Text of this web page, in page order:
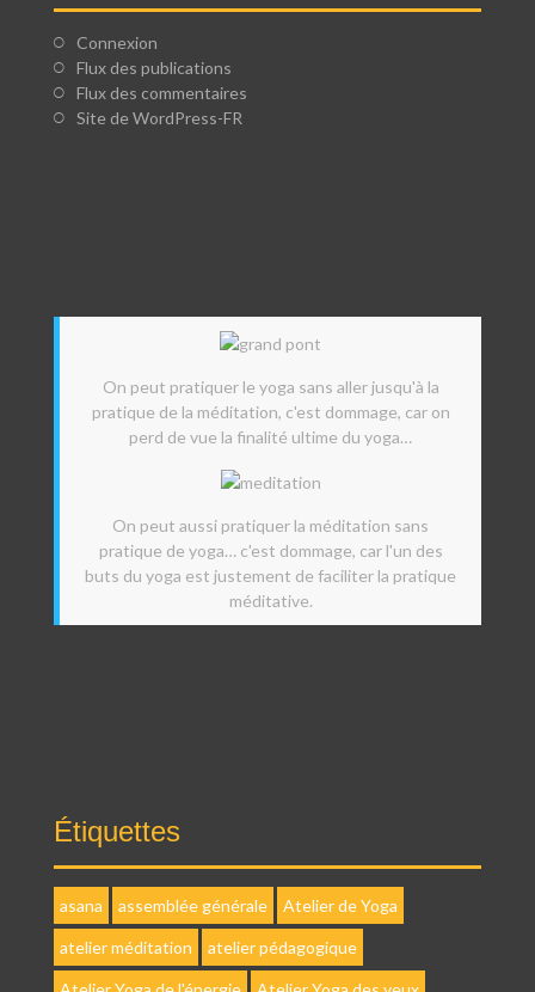
Connexion
Flux des publications
Flux des commentaires
Site de WordPress-FR
On peut pratiquer le yoga sans aller jusqu'à la
pratique de la méditation, c'est dommage, car on
perd de vue la finalité ultime du yoga…
On peut aussi pratiquer la méditation sans
pratique de yoga… c'est dommage, car l'un des
buts du yoga est justement de faciliter la pratique
méditative.
Étiquettes
asana assemblée générale Atelier de Yoga
atelier méditation atelier pédagogique